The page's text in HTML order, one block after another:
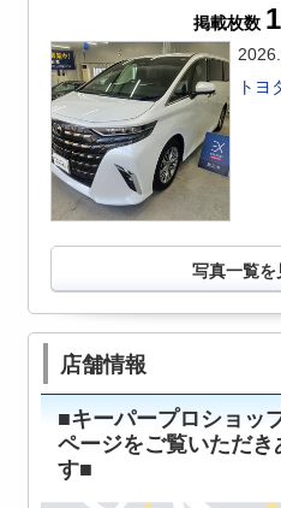
掲載枚数
トヨ
写真一覧を
店舗情報
■キーパープロショッ
ページをご覧いただき
す■